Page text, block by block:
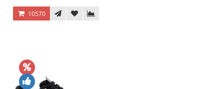
10570